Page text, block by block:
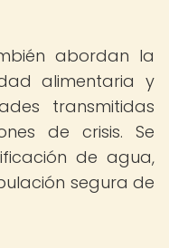
abordan la
alimentaria y
transmitidas
de crisis. Se
de agua,
segura de